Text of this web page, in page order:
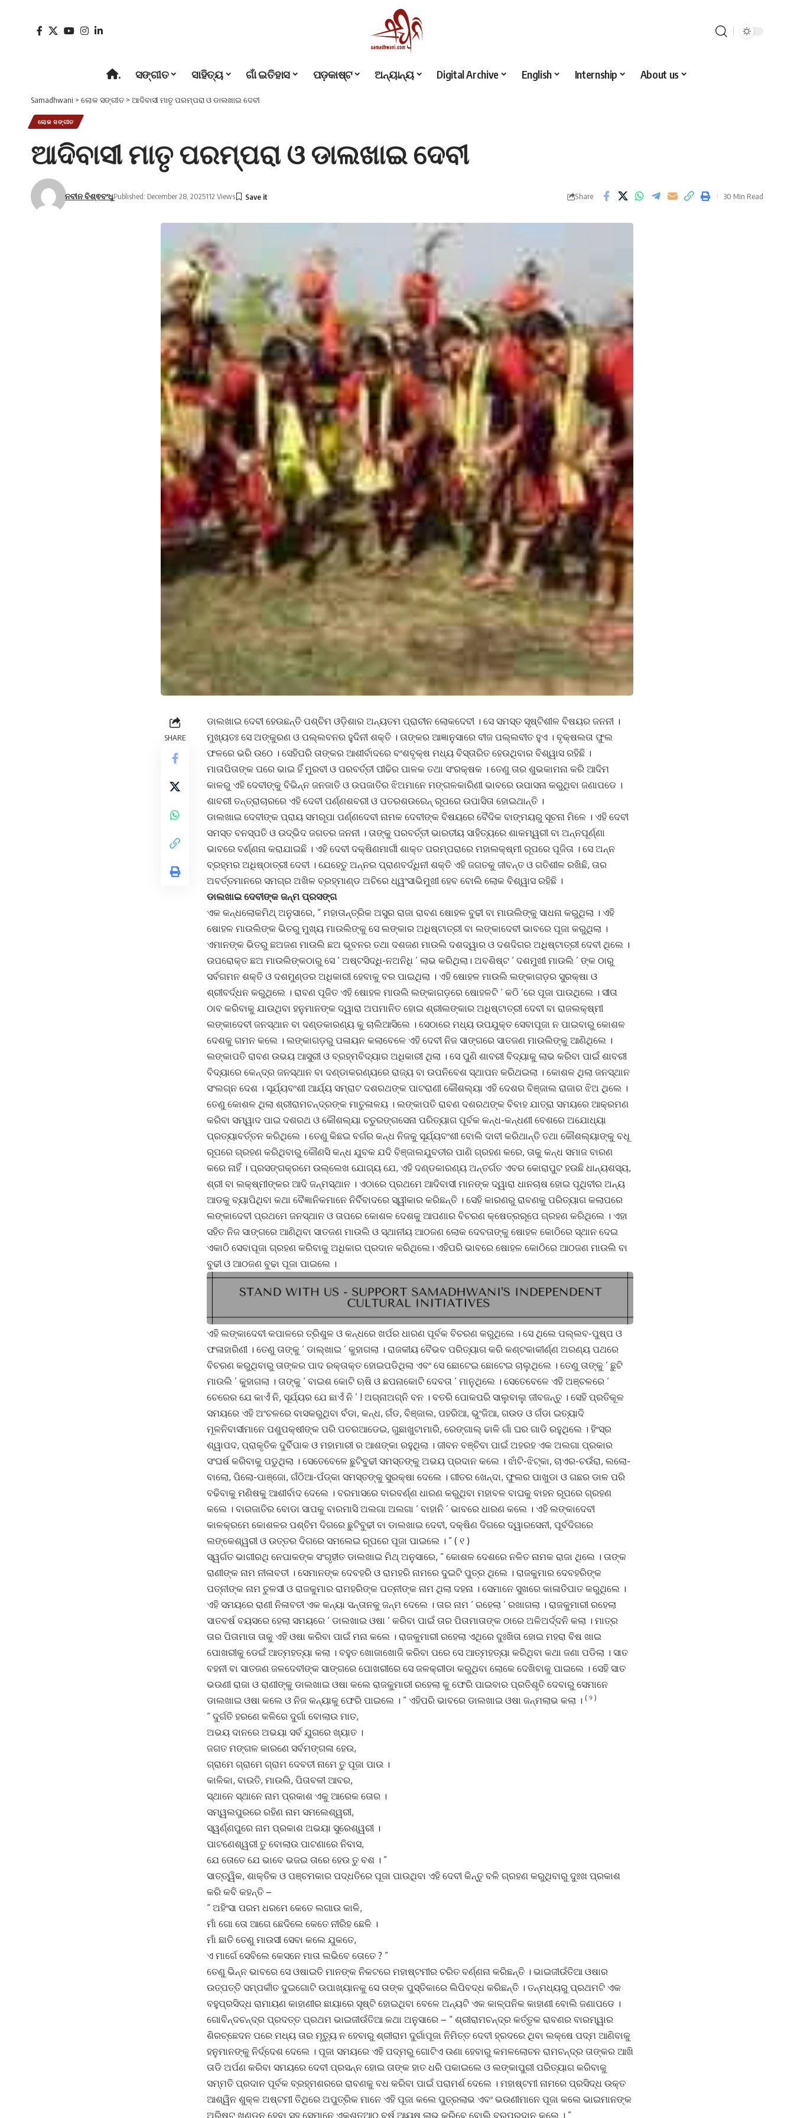
. ସଙ୍ଗୀତ ସାହିତ୍ୟ ଗାଁ ଇତିହାସ ପଡ଼କାଷ୍ଟ ଅନ୍ୟାନ୍ୟ Digital Archive English Internship About us
Samadhwani > ଲୋକ ସଙ୍ଗୀତ > ଆଦିବାସୀ ମାତୃ ପରମ୍ପରା ଓ ଡାଲଖାଇ ଦେବୀ
ଲୋକ ସଙ୍ଗୀତ
ଆଦିବାସୀ ମାତୃ ପରମ୍ପରା ଓ ଡାଲଖାଇ ଦେବୀ
ନବୀନ ବିଶ୍ଵବଂଧୁPublished: December 28, 2025112 Views Share 30 Min Read
SHARE
ଡାଲଖାଇ ଦେବୀ ହେଉଛନ୍ତି ପଶ୍ଚିମ ଓଡ଼ିଶାର ଅନ୍ୟତମ ପ୍ରାଚୀନ ଲୋକଦେବୀ । ସେ ସମସ୍ତ ସୃଷ୍ଟିଶୀଳ ବିଷୟର ଜନନୀ ।
ମୁଖ୍ୟତଃ ସେ ଅଙ୍କୁରଣ ଓ ପଲ୍ଲବନର ହୁଦିନୀ ଶକ୍ତି । ତାଙ୍କର ଆଜ୍ଞାନୁସାରେ ବୀଜ ପଲ୍ଲବୀତ ହୁଏ । ବୃକ୍ଷଲତା ଫୁଲ
ଫଳରେ ଭରି ଉଠେ । ସେହିପରି ତାଙ୍କର ଆଶୀର୍ବାଦରେ ବଂଶବୃକ୍ଷ ମଧ୍ୟ ବିସ୍ତାରିତ ହେଉଥିବାର ବିଶ୍ୱାସ ରହିଛି ।
ମାତାପିତାଙ୍କ ପରେ ଭାଇ ହିଁ ମୁରବୀ ଓ ପରବର୍ତ୍ତୀ ପୀଢିର ପାଳକ ତଥା ସଂରକ୍ଷକ । ତେଣୁ ତାର ଶୁଭକାମନା କରି ଆଦିମ
କାଳରୁ ଏହି ଦେବୀଙ୍କୁ ବିଭିନ୍ନ ଜନଜାତି ଓ ଉପଜାତିର ଝିଅମାନେ ମଙ୍ଗଳକାରିଣୀ ଭାବରେ ଉପାସନା କରୁଥିବା ଜଣାପଡେ ।
ଶାବରୀ ତନ୍ତ୍ରାଚାରରେ ଏହି ଦେବୀ ପର୍ଣ୍ଣଶବରୀ ଓ ପତରଶଉରେନ୍‌ ରୂପରେ ଉପାସିତା ହୋଇଥାନ୍ତି ।
ଡାଲଖାଇ ଦେବୀଙ୍କ ପ୍ରାୟ ସମରୂପା ପର୍ଣ୍ଣଦେବୀ ନାମକ ଦେବୀଙ୍କ ବିଷୟରେ ବୈଦିକ ବାଙ୍ମୟରୁ ସୂଚନା ମିଳେ । ଏହି ଦେବୀ
ସମସ୍ତ ବନସ୍ପତି ଓ ଉଦ୍ଭିଦ ଜଗତର ଜନନୀ । ତାଙ୍କୁ ପରବର୍ତ୍ତୀ ଭାରତୀୟ ସାହିତ୍ୟରେ ଶାକମ୍ୱରୀ ବା ଅନ୍ନପୂର୍ଣ୍ଣା
ଭାବରେ ବର୍ଣ୍ଣନା କରାଯାଇଛି । ଏହି ଦେବୀ ଦକ୍ଷିଣମାର୍ଗୀ ଶାକ୍ତ ପରମ୍ପରାରେ ମହାଲକ୍ଷ୍ମୀ ରୂପରେ ପୂଜିତା । ସେ ଅନ୍ନ
ବ୍ରହ୍ମର ଅଧିଷ୍ଠାତ୍ରୀ ଦେବୀ । ଯେହେତୁ ଅନ୍ନର ପ୍ରାଣବର୍ଦ୍ଧିନୀ ଶକ୍ତି ଏହି ଜଗତକୁ ଜୀବନ୍ତ ଓ ଗତିଶୀଳ ରଖିଛି, ତାର
ଅବର୍ତ୍ତମାନରେ ସମଗ୍ର ଅଖିଳ ବ୍ରହ୍ମାଣ୍ଡ ଅଚିରେ ଧ୍ୱଂସାଭିମୁଖୀ ହେବ ବୋଲି ଲୋକ ବିଶ୍ୱାସ ରହିଛି ।
ଡାଲଖାଇ ଦେବୀଙ୍କ ଜନ୍ମ ପ୍ରସଙ୍ଗ
ଏକ କନ୍ଧଲୋକମିଥ୍‌ ଅନୁସାରେ, “ ମହାତାନ୍ତ୍ରିକ ଅସୁର ରାଜା ରାବଣ ଷୋହଳ ବୁଢୀ ବା ମାଉଲିଙ୍କୁ ସାଧନା କରୁଥିଲା । ଏହି
ଷୋହଳ ମାଉଲିଙ୍କ ଭିତରୁ ମୁଖ୍ୟ ମାଉଲିଙ୍କୁ ସେ ଲଙ୍କାର ଅଧିଷ୍ଟାତ୍ରୀ ବା ଲଙ୍କାଦେବୀ ଭାବରେ ପୂଜା କରୁଥିଲା ।
ଏମାନଙ୍କ ଭିତରୁ ଛଅଜଣ ମାଉଲି ଛଅ ଭୂବନର ତଥା ଦଶଜଣ ମାଉଲି ଦଶଦ୍ୱାର ଓ ଦଶଦିଗର ଅଧିଷ୍ଟାତ୍ରୀ ଦେବୀ ଥିଲେ ।
ଉପରୋକ୍ତ ଛଅ ମାଉଲିଙ୍କଠାରୁ ସେ ‘ ଅଷ୍ଟସିଦ୍ଧି-ନଅନିଧି ’ ଲାଭ କରିଥିଲା। ଅବଶିଷ୍ଟ ‘ ଦଶମୁଖୀ ମାଉଲି ’ ଙ୍କ ଠାରୁ
ସର୍ବଗମନ ଶକ୍ତି ଓ ଦଶମୁଣ୍ଡର ଅଧିକାରୀ ହେବାକୁ ବର ପାଇଥିଲା । ଏହି ଷୋହଳ ମାଉଲି ଲଙ୍କାଗଡ଼ର ସୁରକ୍ଷା ଓ
ଶ୍ରୀବର୍ଦ୍ଧନ କରୁଥିଲେ । ରାବଣ ପୂଜିତ ଏହି ଷୋହଳ ମାଉଲି ଲଙ୍କାଗଡ଼ରେ ଷୋହଳଟି ‘ କଠି ’ରେ ପୂଜା ପାଉଥିଲେ । ସୀତା
ଠାବ କରିବାକୁ ଯାଉଥିବା ହନୁମାନଙ୍କ ଦ୍ୱାରା ଅପମାନିତ ହୋଇ ଶ୍ରୀଲଙ୍କାର ଅଧିଷ୍ଟାତ୍ରୀ ଦେବୀ ବା ରାଜଲକ୍ଷ୍ମୀ
ଲଙ୍କାଦେବୀ ଜନସ୍ଥାନ ବା ଦଣ୍ଡକାରଣ୍ୟ କୁ ଚାଲିଆସିଲେ । ସେଠାରେ ମଧ୍ୟ ଉପଯୁକ୍ତ ସେବାପୂଜା ନ ପାଇବାରୁ କୋଶଳ
ଦେଶକୁ ଗମନ କଲେ । ଲଙ୍କାଗଡ଼ରୁ ପଳାୟନ କଲାବେଳେ ଏହି ଦେବୀ ନିଜ ସାଙ୍ଗରେ ସାତଜଣ ମାଉଲିଙ୍କୁ ଆଣିଥିଲେ ।
ଲଙ୍କାପତି ରାବଣ ଉଭୟ ଆସୁରୀ ଓ ବ୍ରହ୍ମବିଦ୍ୟାର ଅଧିକାରୀ ଥିଲା । ସେ ପୁଣି ଶାବରୀ ବିଦ୍ୟାକୁ ଲାଭ କରିବା ପାଇଁ ଶାବରୀ
ବିଦ୍ୟାରେ କେନ୍ଦ୍ର ଜନସ୍ଥାନ ବା ଦଣ୍ଡାକରଣ୍ୟରେ ରାଜ୍ୟ ବା ଉପନିବେଶ ସ୍ଥାପନ କରିଥଇଲା । କୋଶଳ ଥିଲା ଜନସ୍ଥାନ
ସଂଲଗ୍ନ ଦେଶ । ସୂର୍ଯ୍ୟବଂଶୀ ଆର୍ଯ୍ୟ ସମ୍ରାଟ ଦଶରଥଙ୍କ ପାଟରାଣୀ କୌଶଲ୍ୟା ଏହି ଦେଶର ବିଞ୍ଜାଲ ରାଜାର ଝିଅ ଥିଲେ ।
ତେଣୁ କୋଶଳ ଥିଲା ଶ୍ରୀରାମଚନ୍ଦ୍ରଙ୍କ ମାତୁଳାଳୟ । ଲଙ୍କାପତି ରାବଣ ଦଶରଥଙ୍କ ବିବାହ ଯାତ୍ରା ସମୟରେ ଆକ୍ରମଣ
କରିବା ସମ୍ୱାଦ ପାଇ ଦଶରଥ ଓ କୌଶଲ୍ୟା ଚତୁରଙ୍ଗସେନା ପରିତ୍ୟାଗ ପୂର୍ବକ କନ୍ଧ-କନ୍ଧଣୀ ବେଶରେ ଅଯୋଧ୍ୟା
ପ୍ରତ୍ୟାବର୍ତ୍ତନ କରିଥିଲେ । ତେଣୁ କିଛଇ ବର୍ଗର କନ୍ଧ ନିଜକୁ ସୂର୍ଯ୍ୟବଂଶୀ ବୋଲି ଦାବୀ କରିଥାନ୍ତି ତଥା କୌଶଲ୍ୟାଙ୍କୁ ବଧୂ
ରୂପରେ ଗ୍ରହଣ କରିଥିବାରୁ କୌଣସି କନ୍ଧ ଯୁବକ ଯଦି ବିଞ୍ଜାଲଯୁବତୀର ପାଣି ଗ୍ରହଣ କରେ, ତାକୁ କନ୍ଧ ସମାଜ ବାରଣ
କରେ ନାହିଁ । ପ୍ରସଙ୍ଗକ୍ରମେ ଉଲ୍ଲେଖ ଯୋଗ୍ୟ ଯେ, ଏହି ଦଣ୍ଡକାରଣ୍ୟ ଅନ୍ତର୍ଗତ ଏବର କୋରାପୁଟ ହଉଛି ଧାନ୍ୟଶସ୍ୟ,
ଶ୍ରୀ ବା ଲକ୍ଷ୍ମୀଙ୍କର ଆଦି ଜନ୍ମସ୍ଥାନ । ଏଠାରେ ପ୍ରଥମେ ଆଦିବାସୀ ମାନଙ୍କ ଦ୍ୱାରା ଧାନଚାଷ ହୋଇ ପୃଥିବୀର ଅନ୍ୟ
ଆଡକୁ ବ୍ୟାପିଥିବା କଥା ବୈଜ୍ଞାନିକମାନେ ନିର୍ବିବାଦରେ ସ୍ୱୀକାର କରିଛନ୍ତି । ସେହି କାରଣରୁ ରାବଣକୁ ପରିତ୍ୟାଗ କଲାପରେ
ଲଙ୍କାଦେବୀ ପ୍ରଥମେ ଜନସ୍ଥାନ ଓ ତାପରେ କୋଶଳ ଦେଶକୁ ଆପଣାର ବିଚରଣ କ୍ଷେତ୍ରରୂପେ ଗ୍ରହଣ କରିଥିଲେ । ଏହା
ସହିତ ନିଜ ସାଙ୍ଗରେ ଆଣିଥିବା ସାତଜଣ ମାଉଲି ଓ ସ୍ଥାନୀୟ ଆଠଜଣ ଲୋକ ଦେବତାଙ୍କୁ ଷୋହଳ କୋଠିରେ ସ୍ଥାନ ଦେଇ
ଏକାଠି ସେବାପୂଜା ଗ୍ରହଣ କରିବାକୁ ଅଧିକାର ପ୍ରଦାନ କରିଥିଲେ। ଏହିପରି ଭାବରେ ଷୋହଳ କୋଠିରେ ଆଠଜଣ ମାଉଲି ବା
ବୁଢୀ ଓ ଆଠଜଣ ବୁଢା ପୂଜା ପାଇଲେ ।
ଏହି ଲଙ୍କାଦେବୀ କପାଳରେ ତ୍ରିଶୁଳ ଓ କନ୍ଧରେ ଖର୍ପର ଧାରଣ ପୂର୍ବକ ବିଚରଣ କରୁଥିଲେ । ସେ ଥିଲେ ପଲ୍ଲବ-ପୁଷ୍ପ ଓ
ଫଳାହାରିଣୀ । ତେଣୁ ତାଙ୍କୁ ‘ ଡାଲ୍‌ଖାଇ ’ କୁହାଗଲା । ରାଜକୀୟ ବୈଭବ ପରିତ୍ୟାଗ କରି କଣ୍ଟକାକୀର୍ଣ୍ଣ ଅରଣ୍ୟ ପଥରେ
ବିଚରଣ କରୁଥିବାରୁ ତାଙ୍କର ପାଦ ରକ୍ତାକ୍ତ ହୋଇପଡିଥିଲା ଏବଂ ସେ ଛୋଟେଇ ଛୋଟେଇ ଚାଲୁଥିଲେ । ତେଣୁ ତାଙ୍କୁ ‘ ଛୁଟି
ମାଉଲି ’ କୁହାଗଲା । ତାଙ୍କୁ ‘ ବାଇଶ କୋଟି ଋଷି ଓ ଛପନାକୋଟି ଦେବତା ’ ମାନୁଥିଲେ । ସେତେବେଳେ ଏହି ଅଞ୍ଚଳରେ ‘
ଚେରେର ଯେ କାଏଁ ନି, ସୂର୍ଯ୍ୟର ଯେ ଛାଏଁ ନି ’ ! ଅଗ୍ନାଅଗ୍ନି ବନ । ବତରି ପୋକପରି ସାଲୁବାଲୁ ଜୀବଜନ୍ତୁ । ସେହି ପ୍ରତିକୂଳ
ସମୟରେ ଏହି ଅଂଚଳରେ ବାସକରୁଥିବା ବଁଡା, କନ୍ଧ, ଗଁଡ, ବିଞ୍ଜାଲ, ପହରିଆ, ଭୁଂଜିଆ, ଗଉଡ ଓ ଗଁଡା ଇତ୍ୟାଦି
ମୂଳନିବାସୀମାନେ ପଶୁପକ୍ଷୀଙ୍କ ପରି ପତରଆଡେଇ, ଗୁଛାଖୁଟାମାରି, ରେଙ୍ଗାଲ୍‌ ଢାଳି ଗାଁ ଘର ଗାଡି ରହୁଥିଲେ । ହିଂସ୍ର
ଶ୍ୱାପଦ, ପ୍ରାକୃତିକ ଦୁର୍ବିପାକ ଓ ମହାମାରୀ ର ଆଶଙ୍କା ରହୁଥିଲା । ଜୀବନ ବଞ୍ଚିବା ପାଇଁ ଅହରହ ଏକ ଅଲଗା ପ୍ରକାର
ସଂଘର୍ଷ କରିବାକୁ ପଡୁଥିଲା । ସେତେବେଳେ ଛୁଟିବୁଢୀ ସମସ୍ତଙ୍କୁ ଅଭୟ ପ୍ରଦାନ କଲେ । ଝାଁଟି-ଝିଟ୍‌କା, ଚାଏର-ଚଉଁରା, ଲଲୋ-
ବାଲୋ, ପିଲୋ-ପାଞ୍ଜୋ, ଗଁଠିଆ-ପଁଡ୍‌କା ସମସ୍ତଙ୍କୁ ସୁରକ୍ଷା ଦେଲେ । ଗୀତର ଖେନ୍ଦା, ଫୁଲର ପାଖୁଡା ଓ ଗଛର ଡାଳ ପରି
ବଢିବାକୁ ମଣିଷକୁ ଆଶୀର୍ବାଦ ଦେଲେ । ବରମାସରେ ବାରବର୍ଣ୍ଣ ଧାରଣ କରୁଥିବା ମହାବଳ ବାଘକୁ ବାହନ ରୂପରେ ଗ୍ରହଣ
କଲେ । ବାରଜାତିର ବୋଡା ସାପକୁ ବାରମାସି ଅଲଗା ଅଲଗା ‘ ବାହାନି ’ ଭାବରେ ଧାରଣ କଲେ । ଏହି ଲଙ୍କାଦେବୀ
କାଳକ୍ରମେ କୋଶଳର ପଶ୍ଚିମ ଦିଗରେ ଛୁଟିବୁଢୀ ବା ଡାଲଖାଇ ଦେବୀ, ଦକ୍ଷିଣ ଦିଗରେ ଦ୍ୱାରସେନୀ, ପୂର୍ବଦିଗରେ
ଲଙ୍କେଶ୍ୱରୀ ଓ ଉତ୍ତର ଦିଗରେ ସମଲେଇ ରୂପରେ ପୂଜା ପାଇଲେ । ” ( ୧ )
ସ୍ୱର୍ଗତ ଭାଗୀରଥି ନେପାକଙ୍କ ସଂଗୃହୀତ ଡାଲଖାଇ ମିଥ୍‌ ଅନୁସାରେ, “ କୋଶଳ ଦେଶରେ ନଳିତ ନାମକ ରାଜା ଥିଲେ । ତାଙ୍କ
ରାଣୀଙ୍କ ନାମ ନୀଳାବତୀ । ସେମାନଙ୍କ ଦେବହରି ଓ ରାମହରି ନାମରେ ଦୁଇଟି ପୁତ୍ର ଥିଲେ । ରାଜକୁମାର ଦେବହରିଙ୍କ
ପତ୍ନୀଙ୍କ ନାମ ତୁଳସୀ ଓ ରାଜକୁମାର ରାମହରିଙ୍କ ପତ୍ନୀଙ୍କ ନାମ ଥିଲା ଦହନା । ସେମାନେ ସୁଖରେ କାଳାତିପାତ କରୁଥିଲେ ।
ଏହି ସମୟରେ ରାଣୀ ନିଳାବତୀ ଏକ କନ୍ୟା ସନ୍ତାନକୁ ଜନ୍ମ ଦେଲେ । ତାର ନାମ ‘ ରହେଲା ’ ରଖାଗଲା । ରାଜକୁମାରୀ ରହେଲା
ସାତବର୍ଷ ବୟସରେ ହେଲା ସମୟରେ ‘ ଡାଲଖାଇ ଓଷା ’ କରିବା ପାଇଁ ତାର ପିତାମାତାଙ୍କ ଠାରେ ଅଳିଅର୍ଦ୍ଦନି କଲା । ମାତ୍ର
ତାର ପିତାମାତା ତାକୁ ଏହି ଓଷା କରିବା ପାଇଁ ମନା କଲେ । ରାଜକୁମାରୀ ରହେଲା ଏଥିରେ ଦୁଃଖିତା ହୋଇ ମହରା ବିଷ ଖାଇ
ପୋଖରୀକୁ ଡେଇଁ ଆତ୍ମହତ୍ୟା କଲା । ବହୁତ ଖୋଜାଖୋଜି କରିବା ପରେ ସେ ଆତ୍ମହତ୍ୟା କରିଥିବା କଥା ଜଣା ପଡିଲା । ସାତ
ବହନୀ ବା ସାତଜଣ ଜଳଦେବୀଙ୍କ ସାଙ୍ଗରେ ପୋଖରୀରେ ସେ ଜଳକ୍ରୀଡା କରୁଥିବା ଲୋକେ ଦେଖିବାକୁ ପାଇଲେ । ସେହି ସାତ
ଭଉଣୀ ରାଜା ଓ ରାଣୀଙ୍କୁ ଡାଲଖାଇ ଓଷା କଲେ ରାଜକୁମାରୀ ରହେଲା କୁ ଫେରି ପାଇବାର ପ୍ରତିଶୃତି ଦେବାରୁ ସେମାନେ
ଡାଲଖାଇ ଓଷା କଲେ ଓ ନିଜ କନ୍ୟାକୁ ଫେରି ପାଇଲେ । ” ଏହିପରି ଭାବରେ ଡାଲଖାଇ ଓଷା ଜନ୍ମଲାଭ କଲା । ( ୨ )
“ ଦୁର୍ଗତି ହରଣେ କଳିରେ ଦୁର୍ଗା ବୋଲାଉ ମାତ,
ଅଭୟ ଦାନରେ ଅଭୟା ସର୍ବ ଯୁଗରେ ଖ୍ୟାତ ।
ଜଗତ ମଙ୍ଗଳ କାରଣେ ସର୍ବମଙ୍ଗଳା ହେଉ,
ଗ୍ରାମେ ଗ୍ରାମେ ଗ୍ରାମ ଦେବତୀ ନାମେ ତୁ ପୂଜା ପାଉ ।
କାଳିକା, ବାଉତି, ମାଉଲି, ପିତାବଳୀ ଆବର,
ସ୍ଥାନେ ସ୍ଥାନେ ନାମ ପ୍ରକାଶ ଏକୁ ଆରେକ ତୋର ।
ସମ୍ୱଲପୁରରେ ରହିଣ ନାମ ସମଲେଶ୍ୱରୀ,
ସ୍ୱର୍ଣ୍ଣପୁରେ ନାମ ପ୍ରକାଶ ଅଭୟା ସୁରେଶ୍ୱରୀ ।
ପାଟଣେଶ୍ୱରୀ ତୁ ବୋଲାଉ ପାଟଣାରେ ନିବାସ,
ଯେ ତୋତେ ଯେ ଭାବେ ଭଜଇ ତାରେ ହେଉ ତୁ ବଶ । ”
ସାତ୍ତ୍ୱିକ, ଶାକ୍ତିକ ଓ ପଞ୍ଚମକାର ପଦ୍ଧତିରେ ପୂଜା ପାଉଥିବା ଏହି ଦେବୀ କିନ୍ତୁ ବଳି ଗ୍ରହଣ କରୁଥିବାରୁ ଦୁଃଖ ପ୍ରକାଶ
କରି କବି କହନ୍ତି –
“ ଅହିଂସା ପରମ ଧରମେ କେତେ ଲଗାଉ କାଳି,
ମାଁ ଗୋ ତୋ ଆଗେ ଛେଦିଲେ କେତେ ନୀରିହ ଛେଳି ।
ମାଁ ଛାତି ତେଣୁ ମାଉସୀ ସେବା କଲେ ଯୁକତେ,
ଏ ମାର୍ଗେ ସେବିଲେ କେସନେ ମାତା ଲଭିବେ ତୋତେ ? ”
ତେଣୁ ଭିନ୍ନ ଭାବରେ ସେ ଓଷାଇତି ମାନଙ୍କ ନିକଟରେ ମହାଷ୍ଟମୀର ଚରିତ ବର୍ଣ୍ଣନା କରିଛନ୍ତି । ଭାଇଜୀଉଁତିଆ ଓଷାର
ଉତ୍ପତ୍ତି ସମ୍ପର୍କୀତ ଦୁଇଗୋଟି ଉପାଖ୍ୟାନକୁ ସେ ତାଙ୍କ ପୁସ୍ତିକାରେ ଲିପିବଦ୍ଧ କରିଛନ୍ତି । ତନ୍ମଧ୍ୟରୁ ପ୍ରଥମଟି ଏକ
ବହୁପ୍ରସିଦ୍ଧ ରାମାୟଣ କାହାଣୀର ଛାୟାରେ ସୃଷ୍ଟି ହୋଇଥିବା ବେଳେ ଅନ୍ୟଟି ଏକ କାଳ୍ପନିକ କାହାଣୀ ବୋଲି ଜଣାପଡେ ।
ଗୋବିନ୍ଦଚନ୍ଦ୍ର ପ୍ରଦତ୍ତ ପ୍ରଥମ ଭାଇଜୀଉଁତିଆ କଥା ଅନୁସାରେ – “ ଶ୍ରୀରାମଚନ୍ଦ୍ର କର୍ତ୍ତୃକ ରାବଣର ବାରମ୍ୱାର
ଶିରଚ୍ଛେଦନ ପରେ ମଧ୍ୟ ତାର ମୃତ୍ୟୁ ନ ହେବାରୁ ଶ୍ରୀରାମ ଦୁର୍ଗାପୂଜା ନିମିତ୍ତ ଦେବୀ ହ୍ରଦରେ ଥିବା ଲକ୍ଷେ ପଦ୍ମ ଆଣିବାକୁ
ହନୁମାନଙ୍କୁ ନିର୍ଦ୍ଦେଶ ଦେଲେ । ପୂଜା ସମୟରେ ଏହି ପଦ୍ମରୁ ଗୋଟିଏ ଉଣା ହେବାରୁ କମଳଲୋଚନ ରାମଚନ୍ଦ୍ର ତାଙ୍କର ଆଖି
ତାଡି ଅର୍ପଣ କରିବା ସମୟରେ ଦେବୀ ପ୍ରସନ୍ନ ହୋଇ ତାଙ୍କ ହାତ ଧରି ପକାଇଲେ ଓ ଲଙ୍କାପୁରୀ ପରିତ୍ୟାଗ କରିବାକୁ
ସମ୍ମତି ପ୍ରଦାନ ପୂର୍ବକ ବ୍ରହ୍ମଶରରେ ରାବଣକୁ ବଧ କରିବା ପାଇଁ ପରାମର୍ଶ ଦେଲେ । ମହାଷ୍ଟମୀ ନାମରେ ପ୍ରସିଦ୍ଧ ଉକ୍ତ
ଆଶ୍ୱିନ ଶୁକ୍ଳ ଅଷ୍ଟମୀ ତିଥିରେ ଅପୁତ୍ରିକ ମାନେ ଏହି ପୂଜା କଲେ ପୁତ୍ରଲାଭ ଏବଂ ଭଉଣୀମାନେ ପୂଜା କଲେ ଭାଇମାନଙ୍କ
ଅରିଷ୍ଟ ଖଣ୍ଡନ ହେବା ସହ ସେମାନେ ଏକଶତଆଠ ବର୍ଷ ଆୟୁଷ ଲାଭ କରିବେ ବୋଲି ବରପ୍ରଦାନ କଲେ । ”